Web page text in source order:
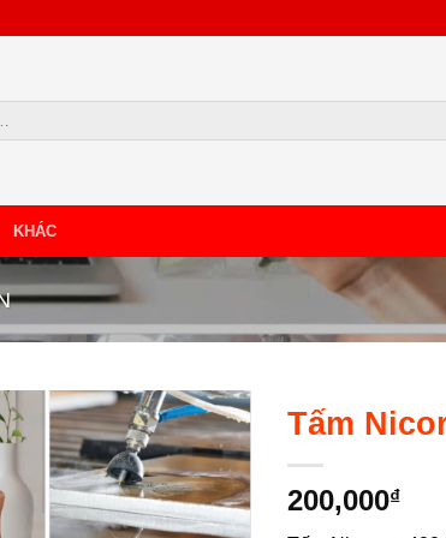
KHÁC
Tấm
200,000₫
TẢI BẢNG
NHẬP SỐ SĐT/ZALO